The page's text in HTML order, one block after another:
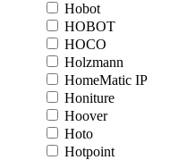
Hobot
HOBOT
HOCO
Holzmann
HomeMatic IP
Honiture
Hoover
Hoto
Hotpoint